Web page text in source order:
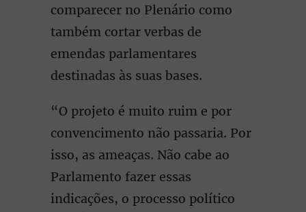
comparecer no Plenário como
também cortar verbas de
emendas parlamentares
destinadas às suas bases.
“O projeto é muito ruim e por
convencimento não passaria. Por
isso, as ameaças. Não cabe ao
Parlamento fazer essas
indicações, o processo político